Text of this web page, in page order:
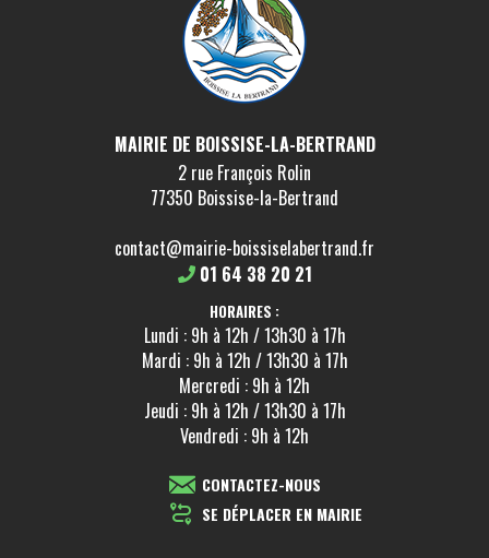
MAIRIE DE BOISSISE-LA-BERTRAND
2 rue François Rolin
77350 Boissise-la-Bertrand
contact@mairie-boissiselabertrand.fr
01 64 38 20 21
HORAIRES :
Lundi : 9h à 12h / 13h30 à 17h
Mardi : 9h à 12h / 13h30 à 17h
Mercredi : 9h à 12h
Jeudi : 9h à 12h / 13h30 à 17h
Vendredi : 9h à 12h
CONTACTEZ-NOUS
SE DÉPLACER EN MAIRIE